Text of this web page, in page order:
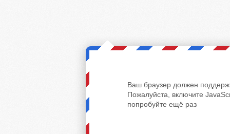
Ваш браузер должен
Пожалуйста, включите
попробуйте ещё раз